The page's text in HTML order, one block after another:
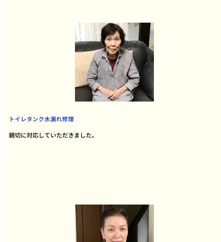
トイレタンク水漏れ修理
親切に対応していただきました。